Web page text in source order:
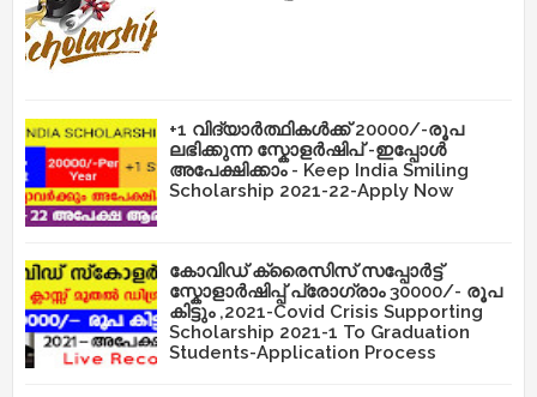
+1 വിദ്യാർത്ഥികൾക്ക് 20000/-രൂപ
ലഭിക്കുന്ന സ്കോളർഷിപ് -ഇപ്പോൾ
അപേക്ഷിക്കാം - Keep India Smiling
Scholarship 2021-22-Apply Now
കോവിഡ് ക്രൈസിസ് സപ്പോർട്ട്
സ്കോളാർഷിപ്പ് പ്രോഗ്രാം 30000/- രൂപ
കിട്ടും ,2021-Covid Crisis Supporting
Scholarship 2021-1 To Graduation
Students-Application Process